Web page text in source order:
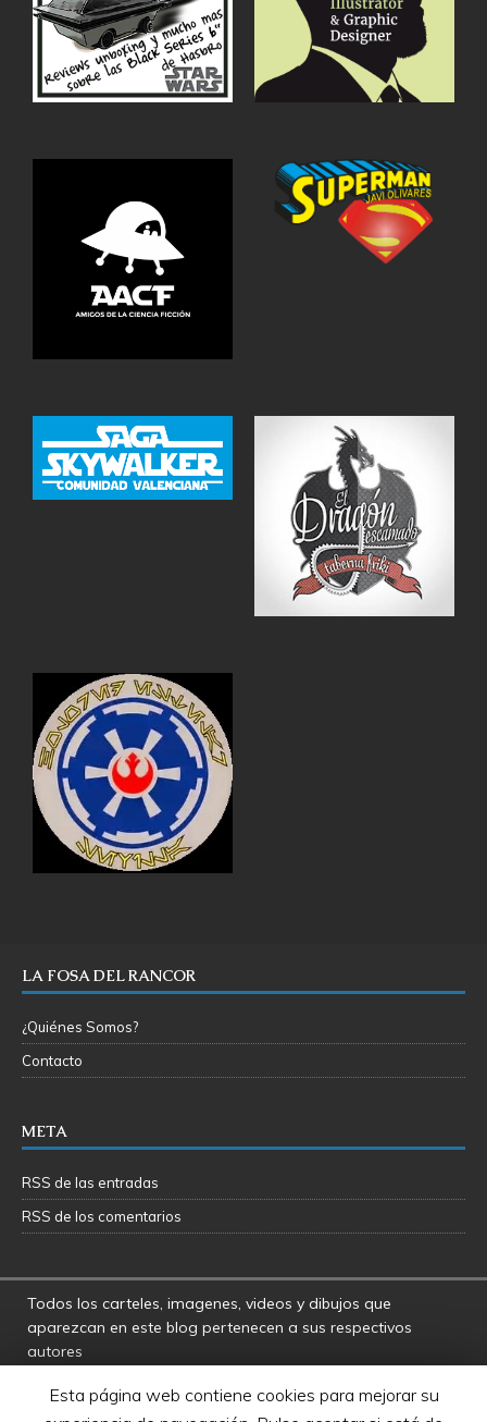
LA FOSA DEL RANCOR
¿Quiénes Somos?
Contacto
META
RSS de las entradas
RSS de los comentarios
Todos los carteles, imagenes, videos y dibujos que
aparezcan en este blog pertenecen a sus respectivos
autores
responsables por las opiniones manifestadas por los
Esta página web contiene cookies para mejorar su